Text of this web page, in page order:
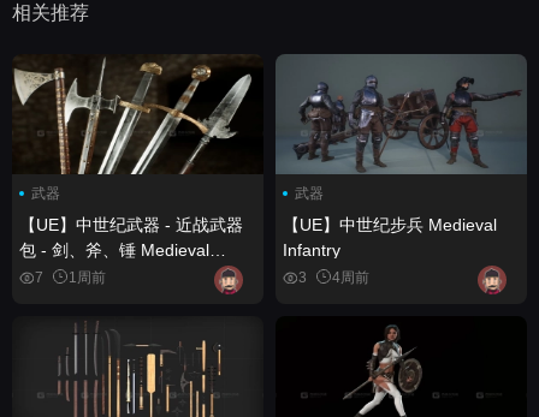
相关推荐
武器
【UE】中世纪武器 - 近战武器
包 - 剑、斧、锤 Medieval
Weapons - Melee Weapons
Pack - Swords, Axes, Maces
7 1周前
武器
【UE】中世纪步兵 Medieval
Infantry
3 4周前